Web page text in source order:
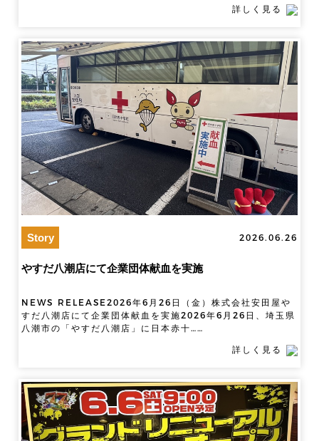
詳しく見る
Story 2026.06.26
やすだ八潮店にて企業団体献血を実施
NEWS RELEASE2026年6月26日（金）株式会社安田屋や
すだ八潮店にて企業団体献血を実施2026年6月26日、埼玉県
八潮市の「やすだ八潮店」に日本赤十……
詳しく見る